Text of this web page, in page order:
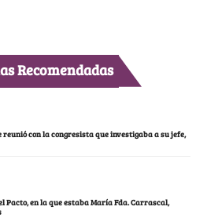
Recomendadas
reunió con la congresista que investigaba a su jefe,
Pacto, en la que estaba María Fda. Carrascal,